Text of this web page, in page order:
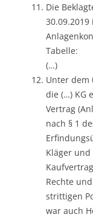
Die
30.09.2019
Tabelle:
(…)
Unter dem
die (…) KG
Vertrag
nach § 1
Kläger und
Rechte
strittigen
war auch